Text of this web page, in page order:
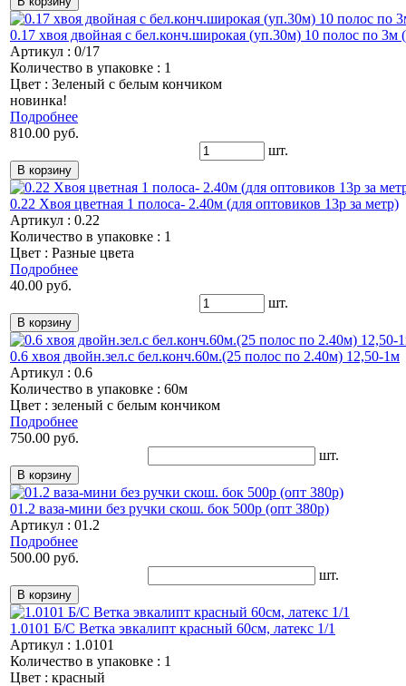
0.17 хвоя двойная с бел.конч.широкая (уп.30м) 10 полос по 3м
Артикул : 0/17
Количество в упаковке : 1
Цвет : Зеленый с белым кончиком
новинка!
Подробнее
810.00 руб.
шт.
0.22 Хвоя цветная 1 полоса- 2.40м (для оптовиков 13р за метр)
Артикул : 0.22
Количество в упаковке : 1
Цвет : Разные цвета
Подробнее
40.00 руб.
шт.
0.6 хвоя двойн.зел.с бел.конч.60м.(25 полос по 2.40м) 12,50-1м
Артикул : 0.6
Количество в упаковке : 60м
Цвет : зеленый с белым кончиком
Подробнее
750.00 руб.
шт.
01.2 ваза-мини без ручки скош. бок 500р (опт 380р)
Артикул : 01.2
Подробнее
500.00 руб.
шт.
1.0101 Б/С Ветка эвкалипт красный 60см, латекс 1/1
Артикул : 1.0101
Количество в упаковке : 1
Цвет : красный